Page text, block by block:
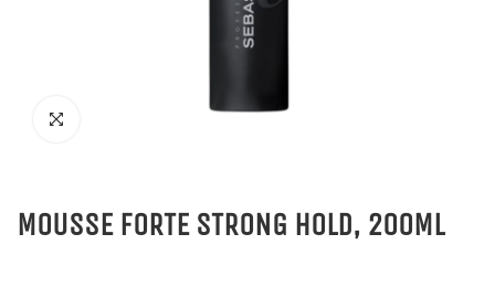
MOUSSE FORTE STRONG HOLD, 200ML